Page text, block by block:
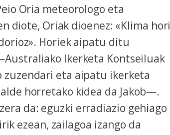
Oria meteorologo eta
diote, Oriak dioenez: «Klima hori
Horiek aipatu ditu
Ikerketa Kontseiluak
zuzendari eta aipatu ikerketa
horretako kidea da Jakob—.
da: eguzki erradiazio gehiago
ezean, zailagoa izango da